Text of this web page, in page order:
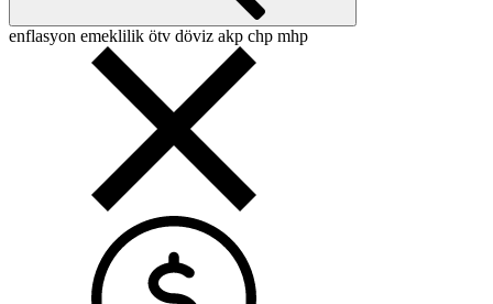
enflasyon emeklilik ötv döviz akp chp mhp